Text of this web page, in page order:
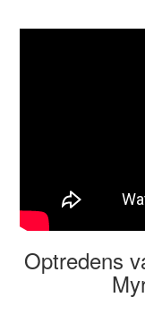
Optredens